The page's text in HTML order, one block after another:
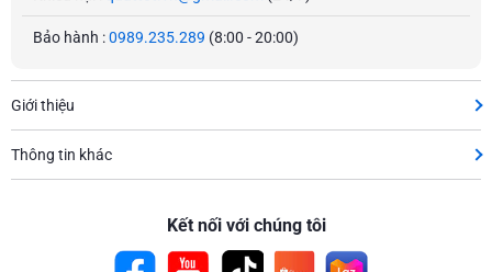
Bảo hành :0989.235.289 (8:00 - 20:00)
Giới thiệu
Thông tin khác
Kết nối với chúng tôi